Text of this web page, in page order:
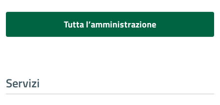
Tutta l’amministrazione
Servizi